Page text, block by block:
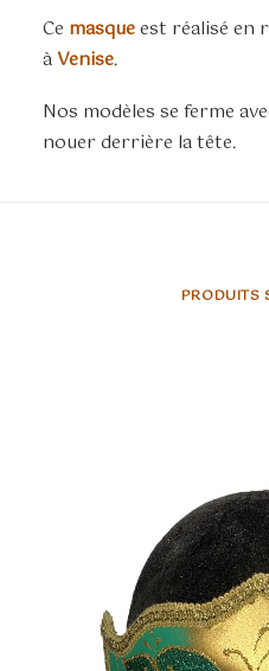
Ce masqueest réalisé en
à Venise.
Nos modèles se ferme
nouer derrière la tête.
PRODUITS